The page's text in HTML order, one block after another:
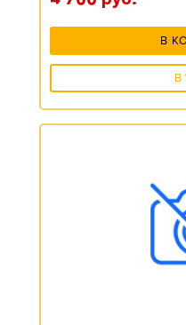
В
В